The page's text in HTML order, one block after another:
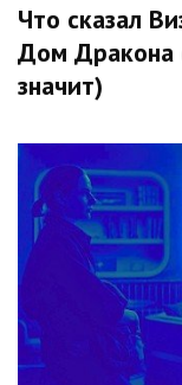
Что сказал
Дом Дракона
значит)